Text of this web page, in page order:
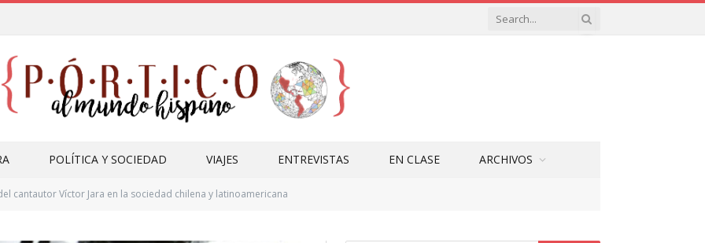
POLÍTICA Y SOCIEDAD VIAJES ENTREVISTAS EN CLASE ARCHIVOS
cantautor Víctor Jara en la sociedad chilena y latinoamericana